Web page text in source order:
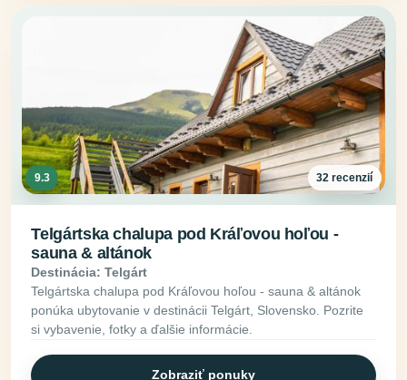
9.3 32 recenzií
Telgártska chalupa pod Kráľovou hoľou -
sauna & altánok
Destinácia: Telgárt
Telgártska chalupa pod Kráľovou hoľou - sauna & altánok
ponúka ubytovanie v destinácii Telgárt, Slovensko. Pozrite
si vybavenie, fotky a ďalšie informácie.
Zobraziť ponuky